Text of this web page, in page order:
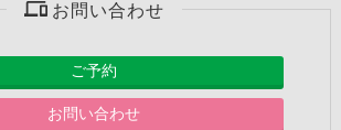
お問い合わせ
ご予約
お問い合わせ